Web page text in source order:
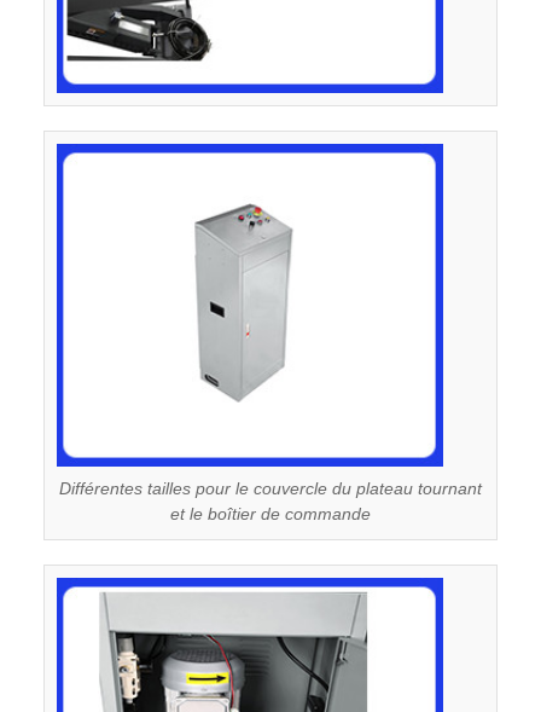
Différentes tailles pour le couvercle du plateau tournant
et le boîtier de commande